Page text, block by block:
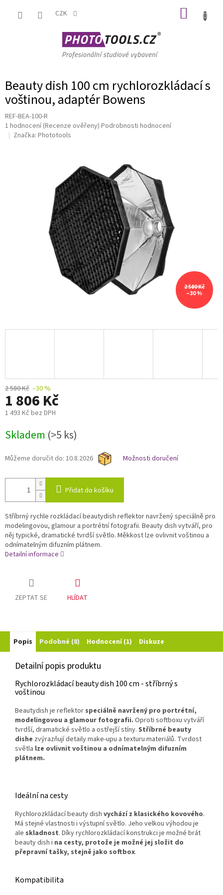
CZK
Beauty dish 100 cm rychlorozkládací s
voštinou, adaptér Bowens
REF-BEA-100-R
Průměrné
hodnocení
1 hodnocení(Recenze ověřeny) Podrobnosti hodnocení
Značka: Phototools
2 580 Kč
–30 %
2 580 Kč –30 %
1 806 Kč
1 493 Kč bez DPH
cena:
Skladem (>5 ks)
Můžeme doručit do: 10.8.2026 Možnosti doručení
Přidat do košíku
Stříbrný rychle rozkládací beautydish reflektor navržený speciálně pro
modelingovou, glamour a portrétní fotografii. Beauty dish vytváří, pro
něj typické, dramatické tvrdší světlo. Měkkost lze ovlivnit voštinou a
odnímatelným difuzním plátnem.
Detailní informace
ZEPTAT SE HLÍDAT
Popis Podobné (8) Hodnocení (1) Diskuze
Detailní popis produktu
Rychlorozkládací beauty dish 100 cm - stříbrný s
voštinou
Beautydish je reflektor speciálně navržený pro portrétní,
modelingovou a glamour fotografii. Oproti softboxu vytváří
tvrdší, dramatické světlo a ostřejší stíny. Stříbrné beauty
dishe zvýrazňují detaily make-upu a texturu materiálů. Tvrdost
světla lze ovlivnit voštinou a odnímatelným difuzním
plátnem.
Ideální na cesty
Rychlorozkládací beauty dish vychází z klasického kovového.
Má stejné vlastnosti i výstupní světlo. Jeho velkou výhodou je
ale skladnost. Díky rychlorozkládací konstrukci je možné brát
beauty dish i na cesty, protože je možné jej složit do
přepravní tašky, stejně jako softbox.
Kompatibilita